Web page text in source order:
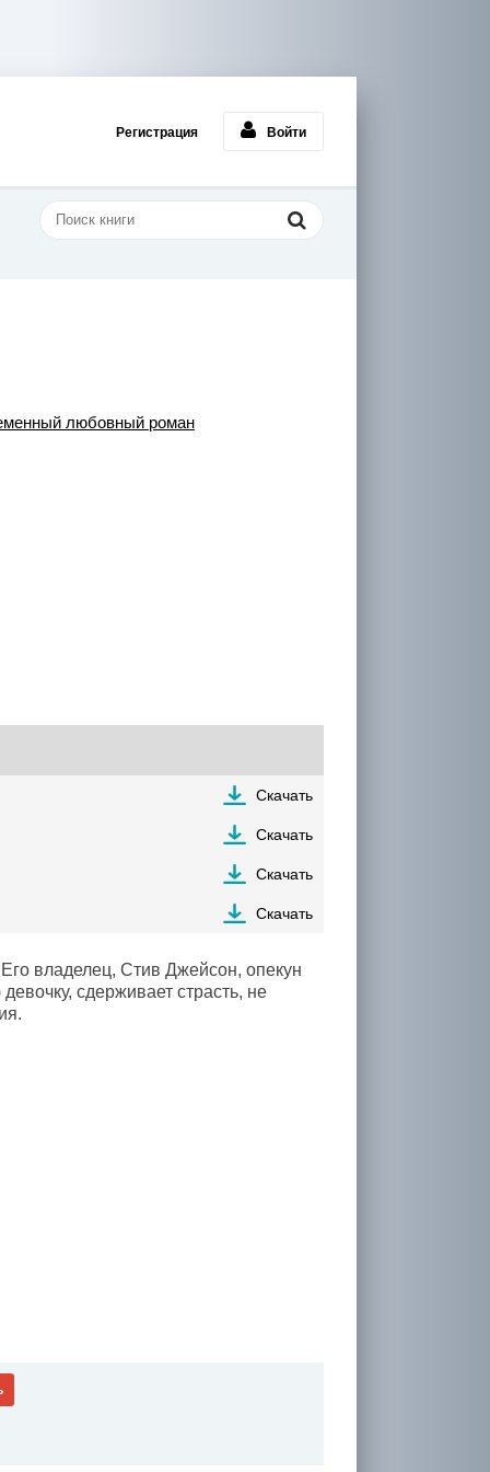
Регистрация Войти
любовный роман
Скачать
Скачать
Скачать
Скачать
владелец, Стив Джейсон, опекун
сдерживает страсть, не